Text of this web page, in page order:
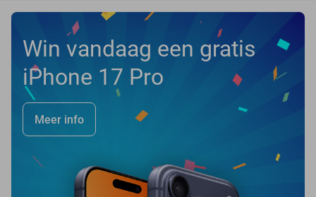
Win vandaag een gratis
iPhone 17 Pro
Meer info